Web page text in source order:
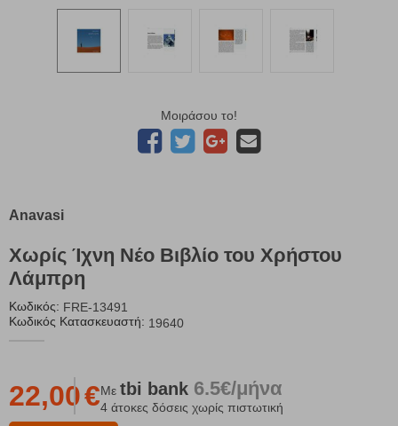
Μοιράσου το!
Anavasi
Χωρίς Ίχνη Νέο Βιβλίο του Χρήστου
Λάμπρη
Κωδικός: FRE-13491
Κωδικός Κατασκευαστή: 19640
22,00€Με tbi bank 6.5€/μήνα
4 άτοκες δόσεις χωρίς πιστωτική